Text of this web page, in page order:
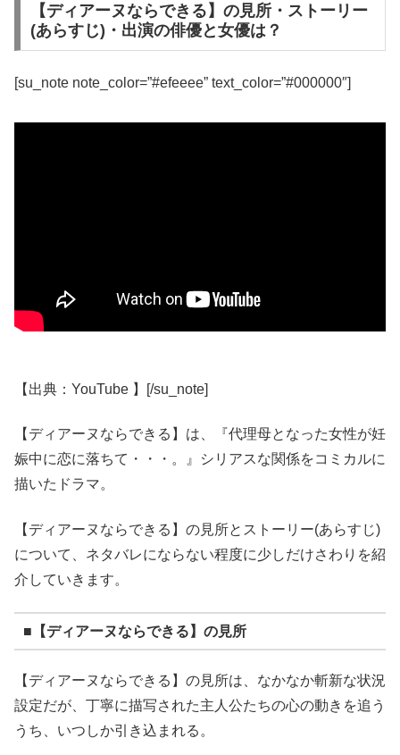
【ディアーヌならできる】の見所・ストーリー
(あらすじ)・出演の俳優と女優は？
[su_note note_color=”#efeeee” text_color=”#000000″]
【出典：YouTube 】[/su_note]
【ディアーヌならできる】は、『代理母となった女性が妊
娠中に恋に落ちて・・・。』シリアスな関係をコミカルに
描いたドラマ。
【ディアーヌならできる】の見所とストーリー(あらすじ)
について、ネタバレにならない程度に少しだけさわりを紹
介していきます。
■【ディアーヌならできる】の見所
【ディアーヌならできる】の見所は、なかなか斬新な状況
設定だが、丁寧に描写された主人公たちの心の動きを追う
うち、いつしか引き込まれる。